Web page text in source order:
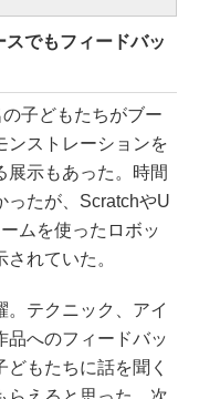
でもフィードバッ
子どもたちがブー
ンストレーションを
展示もあった。時間
ったが、ScratchやU
ムを使ったロボッ
れていた。
。テクニック、アイ
品へのフィードバッ
もたちに話を聞く